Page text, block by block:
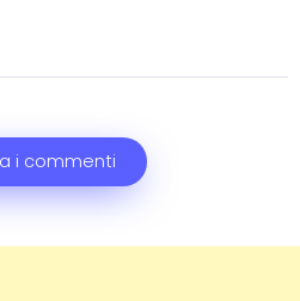
i commenti